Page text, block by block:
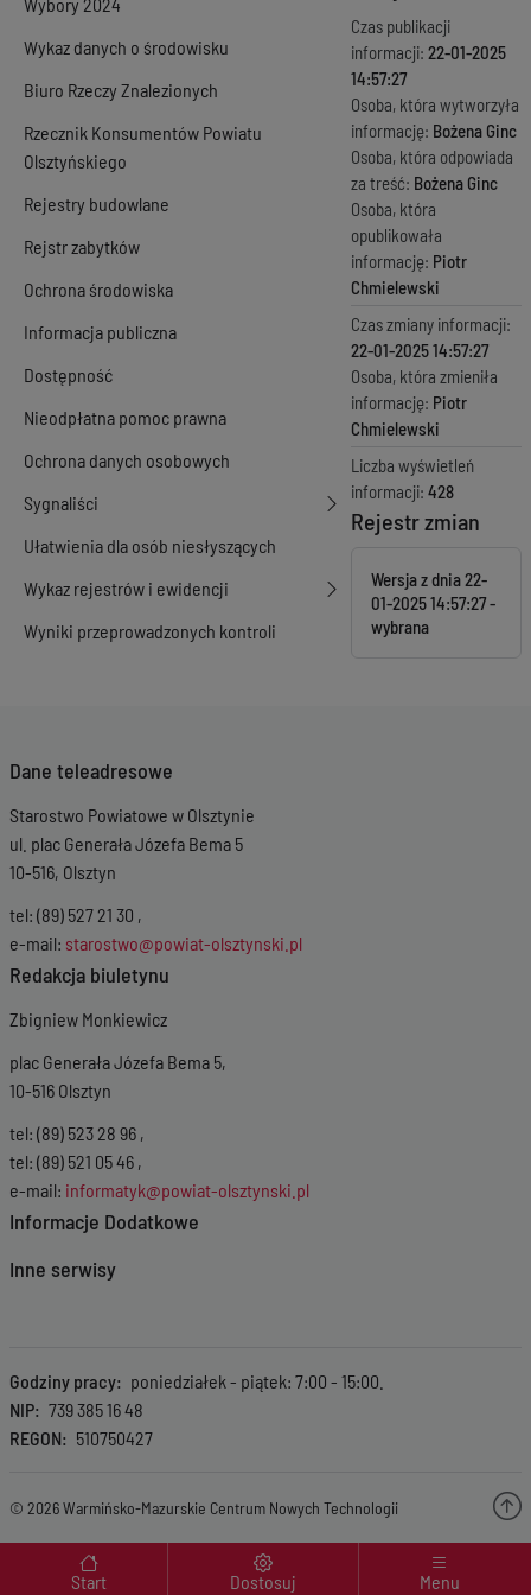
Menu wyróżnione
Start
Dostosuj Menu
Wykaz danych o środowisku
Biuro Rzeczy Znalezionych
Rzecznik Konsumentów Powiatu
Olsztyńskiego
Rejestry budowlane
Rejstr zabytków
Ochrona środowiska
Informacja publiczna
Dostępność
Nieodpłatna pomoc prawna
Ochrona danych osobowych
Sygnaliści
Ułatwienia dla osób niesłyszących
Wykaz rejestrów i ewidencji
Wyniki przeprowadzonych kontroli
Czas publikacji
informacji: 22-01-2025
14:57:27
Osoba, która wytworzyła
informację: Bożena Ginc
Osoba, która odpowiada
za treść: Bożena Ginc
Osoba, która
opublikowała
informację: Piotr
Chmielewski
Czas zmiany informacji:
22-01-2025 14:57:27
Osoba, która zmieniła
informację: Piotr
Chmielewski
Liczba wyświetleń
informacji: 428
Rejestr zmian
Wersja z dnia22-
01-2025 14:57:27
Dane teleadresowe
Starostwo Powiatowe w Olsztynie
ul. plac Generała Józefa Bema 5
10-516, Olsztyn
tel: (89) 527 21 30 ,
e-mail: starostwo@powiat-olsztynski.pl
Redakcja biuletynu
Zbigniew Monkiewicz
plac Generała Józefa Bema 5,
10-516 Olsztyn
tel: (89) 523 28 96 ,
tel: (89) 521 05 46 ,
e-mail: informatyk@powiat-olsztynski.pl
Informacje Dodatkowe
Inne serwisy
Godziny pracy
poniedziałek - piątek: 7:00 - 15:00.
NIP
739 385 16 48
REGON
510750427
© 2026 Warmińsko-Mazurskie Centrum Nowych Technologii